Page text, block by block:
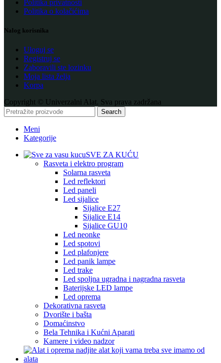
Politika privatnosti
Politika o kolačićima
Nalog korisnika
Uloguj se
Registruj se
Zaboravili ste lozinku
Moja lista želja
Korpa
Copyright © Univerzalni Alat. Sva prava zadržana
Search
Meni
Kategorije
SVE ZA KUĆU
Rasveta i elektro program
Solarna rasveta
Led reflektori
Led paneli
Led sijalice
Sijalice E27
Sijalice E14
Sijalice GU10
Led neonke
Led spotovi
Led plafonjere
Led panik lampe
Led trake
Led spoljna ugradna i nagradna rasveta
Baterijske LED lampe
Led oprema
Dekorativna rasveta
Dvorište i bašta
Domaćinstvo
Bela Tehnika i Kućni Aparati
Kamere i video nadzor